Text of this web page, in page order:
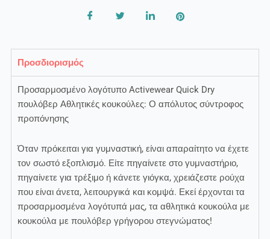
Προσδιορισμός
Προσαρμοσμένο λογότυπο Activewear Quick Dry
πουλόβερ Αθλητικές κουκούλες: Ο απόλυτος σύντροφος
προπόνησης
Όταν πρόκειται για γυμναστική, είναι απαραίτητο να έχετε
τον σωστό εξοπλισμό. Είτε πηγαίνετε στο γυμναστήριο,
πηγαίνετε για τρέξιμο ή κάνετε γιόγκα, χρειάζεστε ρούχα
που είναι άνετα, λειτουργικά και κομψά. Εκεί έρχονται τα
προσαρμοσμένα λογότυπά μας, τα αθλητικά κουκούλα με
κουκούλα με πουλόβερ γρήγορου στεγνώματος!